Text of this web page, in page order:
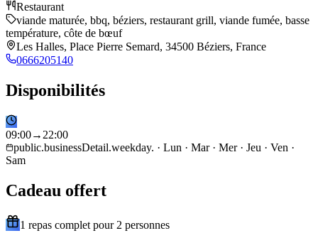
Restaurant
viande maturée, bbq, béziers, restaurant grill, viande fumée, basse
température, côte de bœuf
Les Halles, Place Pierre Semard, 34500 Béziers, France
0666205140
Disponibilités
09:00→ 22:00
public.businessDetail.weekday. · Lun · Mar · Mer · Jeu · Ven ·
Sam
Cadeau offert
1 repas complet pour 2 personnes